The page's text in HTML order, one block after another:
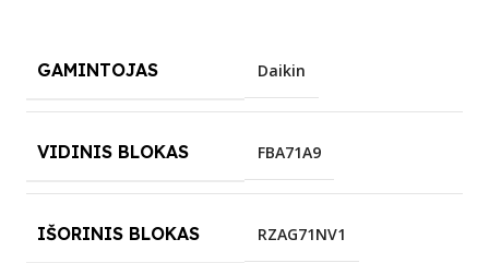
GAMINTOJAS Daikin
VIDINIS BLOKAS FBA71A9
IŠORINIS BLOKAS RZAG71NV1